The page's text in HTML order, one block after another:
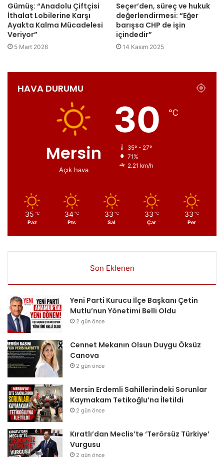
Gümüş: “Anadolu Çiftçisi
İthalat Lobilerine Karşı
Ayakta Kalma Mücadelesi
Veriyor”
5 Mart 2026
Seçer’den, süreç ve hukuk
değerlendirmesi: “Eğer
barışsa CHP de işin
içindedir”
14 Kasım 2025
HAVA DURUMU
Mersin
Açık hava
30 ℃
35º - 27º
71%
2.21 km/h
35 ℃
Paz
34 ℃
Pts
33 ℃
Sal
33 ℃
Çar
33 ℃
Per
Son Eklenen
Yeni Parti Kurucu İlçe Başkanı Çetin
Mutlu’nun Yönetimi Belli Oldu
2 gün önce
Cennet Mekanın Olsun Duygu Öksüz
Canova
2 gün önce
Mersin Erdemli Sahillerindeki Sorunlar
Kaymakam Tetikoğlu’na İletildi
2 gün önce
Kıratlı’dan Meclis’te ‘Terörsüz Türkiye’
Vurgusu
2 gün önce